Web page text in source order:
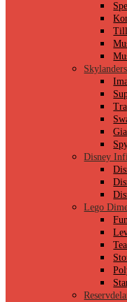
Skylanders
Disney
Lego